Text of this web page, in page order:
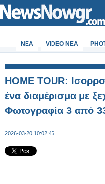
ΝΕΑ VIDEO NEA
HOME TOUR:
ένα διαμέρισμα με
Φωτογραφία 3 από
2026-03-20 10:02:46